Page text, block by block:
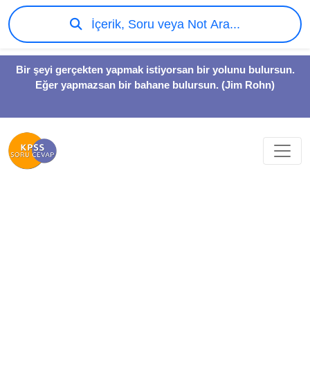
Bir şeyi gerçekten yapmak istiyorsan bir yolunu bulursun.
Eğer yapmazsan bir bahane bulursun. (Jim Rohn)
İçerik, Soru veya Not Ara...